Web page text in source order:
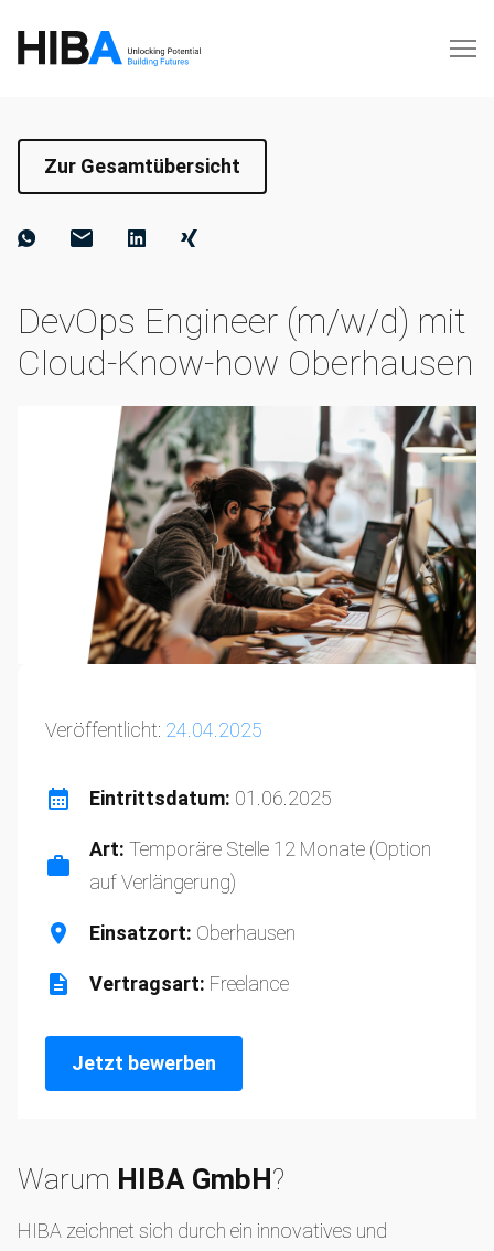
Zur Gesamtübersicht
DevOps Engineer (m/w/d) mit
Cloud-Know-how Oberhausen
Veröffentlicht: 24.04.2025
Eintrittsdatum: 01.06.2025
Art: Temporäre Stelle 12 Monate (Option
auf Verlängerung)
Einsatzort: Oberhausen
Vertragsart: Freelance
Jetzt bewerben
Warum HIBA GmbH?
HIBA zeichnet sich durch ein innovatives und